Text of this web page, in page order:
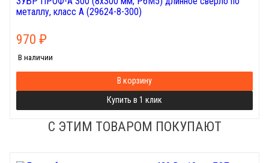
металлу, класс А (29624-8-300)
970 ₽
В наличии
В корзину
Купить в 1 клик
С ЭТИМ ТОВАРОМ ПОКУПАЮТ